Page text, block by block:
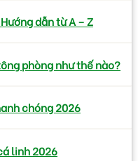
dẫn từ A – Z
phòng như thế nào?
chóng 2026
linh 2026